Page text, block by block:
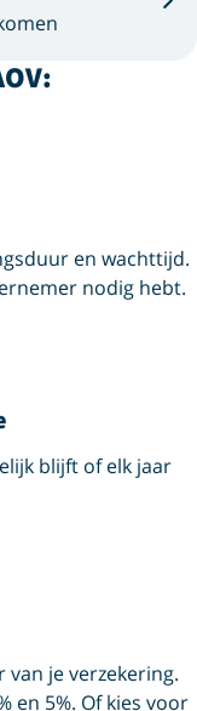
en wachttijd.
nodig hebt.
blijft of elk jaar
je verzekering.
en 5%. Of kies voor